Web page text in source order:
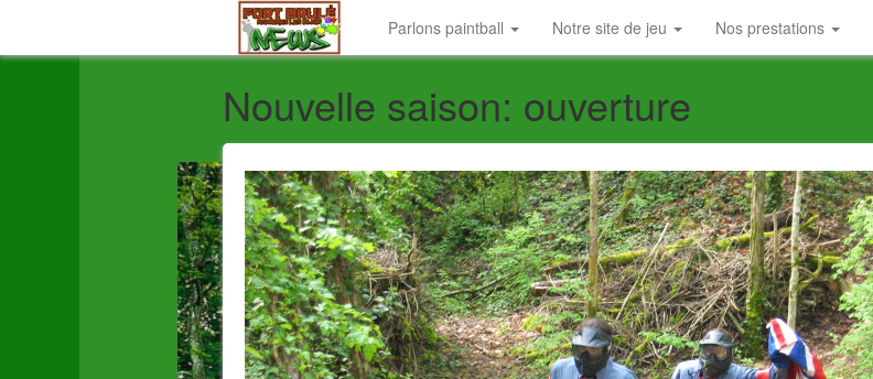
Parlons paintball Notre site de jeu Nos prestations
Nouvelle saison: ouverture